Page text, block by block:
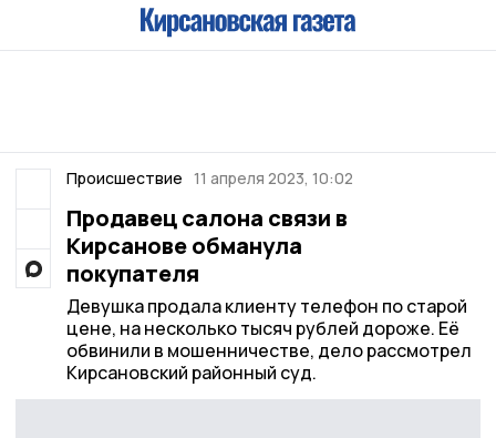
Происшествие 11 апреля 2023, 10:02
Продавец салона связи в
Кирсанове обманула
покупателя
Девушка продала клиенту телефон по старой
цене, на несколько тысяч рублей дороже. Её
обвинили в мошенничестве, дело рассмотрел
Кирсановский районный суд.